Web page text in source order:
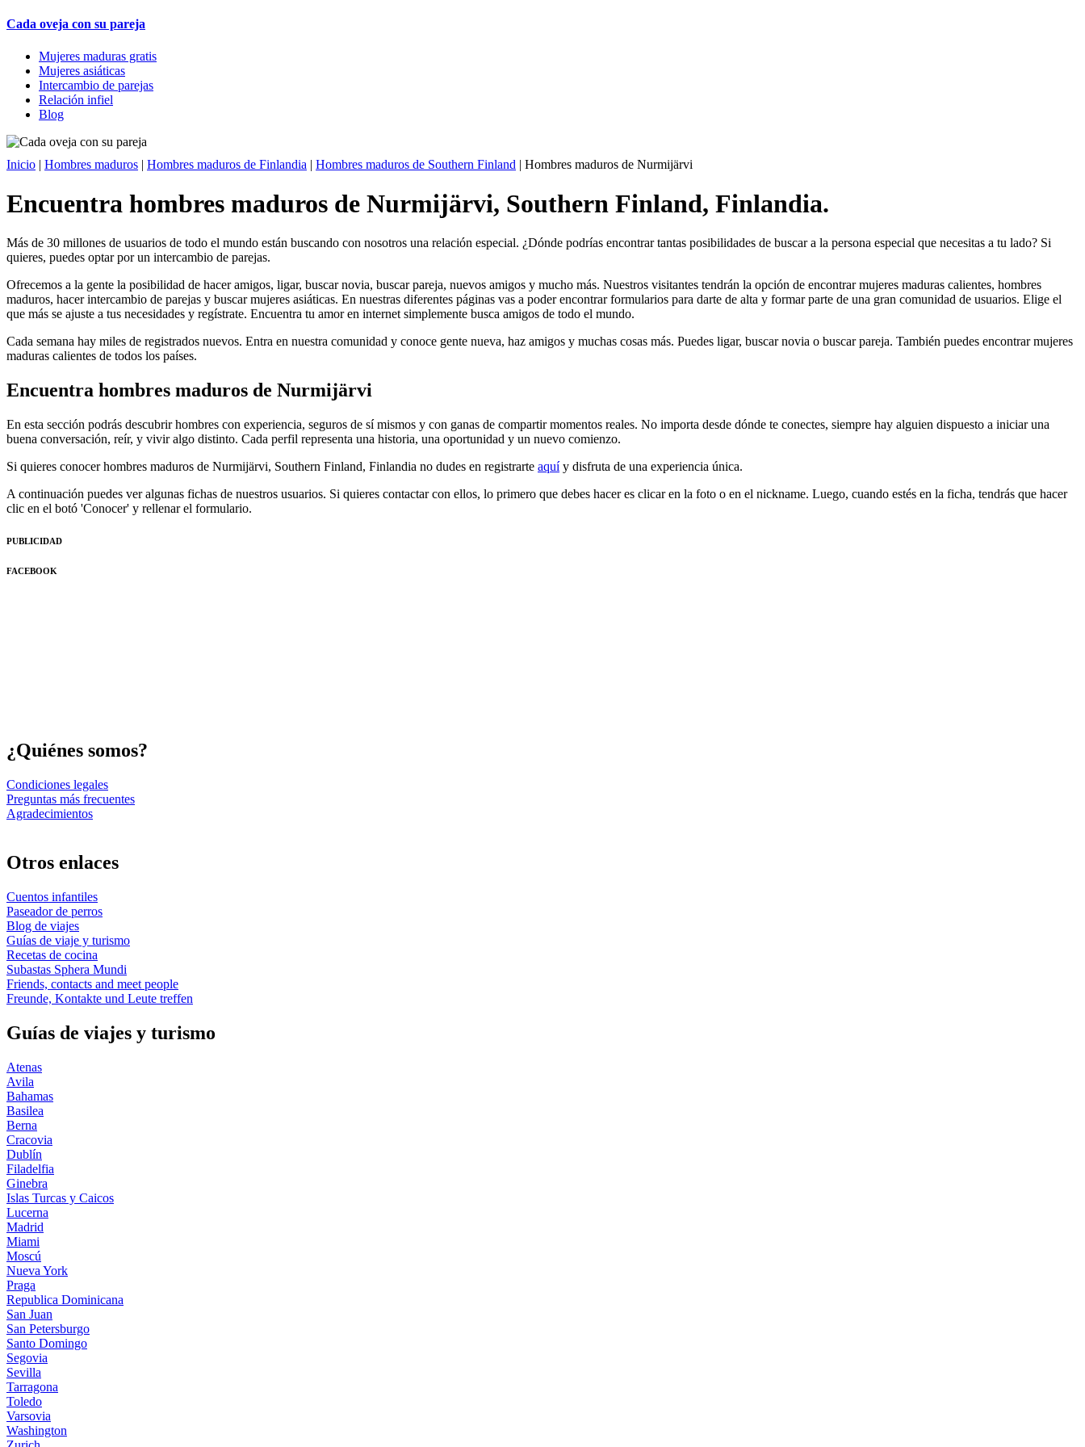
Cada oveja con su pareja
Mujeres maduras gratis
Mujeres asiáticas
Intercambio de parejas
Relación infiel
Blog
Inicio | Hombres maduros | Hombres maduros de Finlandia | Hombres maduros de Southern Finland | Hombres maduros de Nurmijärvi
Encuentra hombres maduros de Nurmijärvi, Southern Finland, Finlandia.
Más de 30 millones de usuarios de todo el mundo están buscando con nosotros una relación especial. ¿Dónde podrías encontrar tantas posibilidades de buscar a la persona especial que necesitas a tu lado? Si
quieres, puedes optar por un intercambio de parejas.
Ofrecemos a la gente la posibilidad de hacer amigos, ligar, buscar novia, buscar pareja, nuevos amigos y mucho más. Nuestros visitantes tendrán la opción de encontrar mujeres maduras calientes, hombres
maduros, hacer intercambio de parejas y buscar mujeres asiáticas. En nuestras diferentes páginas vas a poder encontrar formularios para darte de alta y formar parte de una gran comunidad de usuarios. Elige el
que más se ajuste a tus necesidades y regístrate. Encuentra tu amor en internet simplemente busca amigos de todo el mundo.
Cada semana hay miles de registrados nuevos. Entra en nuestra comunidad y conoce gente nueva, haz amigos y muchas cosas más. Puedes ligar, buscar novia o buscar pareja. También puedes encontrar mujeres
maduras calientes de todos los países.
Encuentra hombres maduros de Nurmijärvi
En esta sección podrás descubrir hombres con experiencia, seguros de sí mismos y con ganas de compartir momentos reales. No importa desde dónde te conectes, siempre hay alguien dispuesto a iniciar una
buena conversación, reír, y vivir algo distinto. Cada perfil representa una historia, una oportunidad y un nuevo comienzo.
Si quieres conocer hombres maduros de Nurmijärvi, Southern Finland, Finlandia no dudes en registrarte aquíy disfruta de una experiencia única.
A continuación puedes ver algunas fichas de nuestros usuarios. Si quieres contactar con ellos, lo primero que debes hacer es clicar en la foto o en el nickname. Luego, cuando estés en la ficha, tendrás que hacer
clic en el botó 'Conocer' y rellenar el formulario.
PUBLICIDAD
FACEBOOK
¿Quiénes somos?
Condiciones legales
Preguntas más frecuentes
Agradecimientos
Otros enlaces
Cuentos infantiles
Paseador de perros
Blog de viajes
Guías de viaje y turismo
Recetas de cocina
Subastas Sphera Mundi
Friends, contacts and meet people
Freunde, Kontakte und Leute treffen
Guías de viajes y turismo
Atenas
Avila
Bahamas
Basilea
Berna
Cracovia
Dublín
Filadelfia
Ginebra
Islas Turcas y Caicos
Lucerna
Madrid
Miami
Moscú
Nueva York
Praga
Republica Dominicana
San Juan
San Petersburgo
Santo Domingo
Segovia
Sevilla
Tarragona
Toledo
Varsovia
Washington